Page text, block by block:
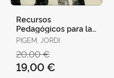
Recursos
Pedagógicos para la
Intervención
Socioeducativa en
Contextos Intercultu
PIGEM, JORDI
20,00 €
19,00 €